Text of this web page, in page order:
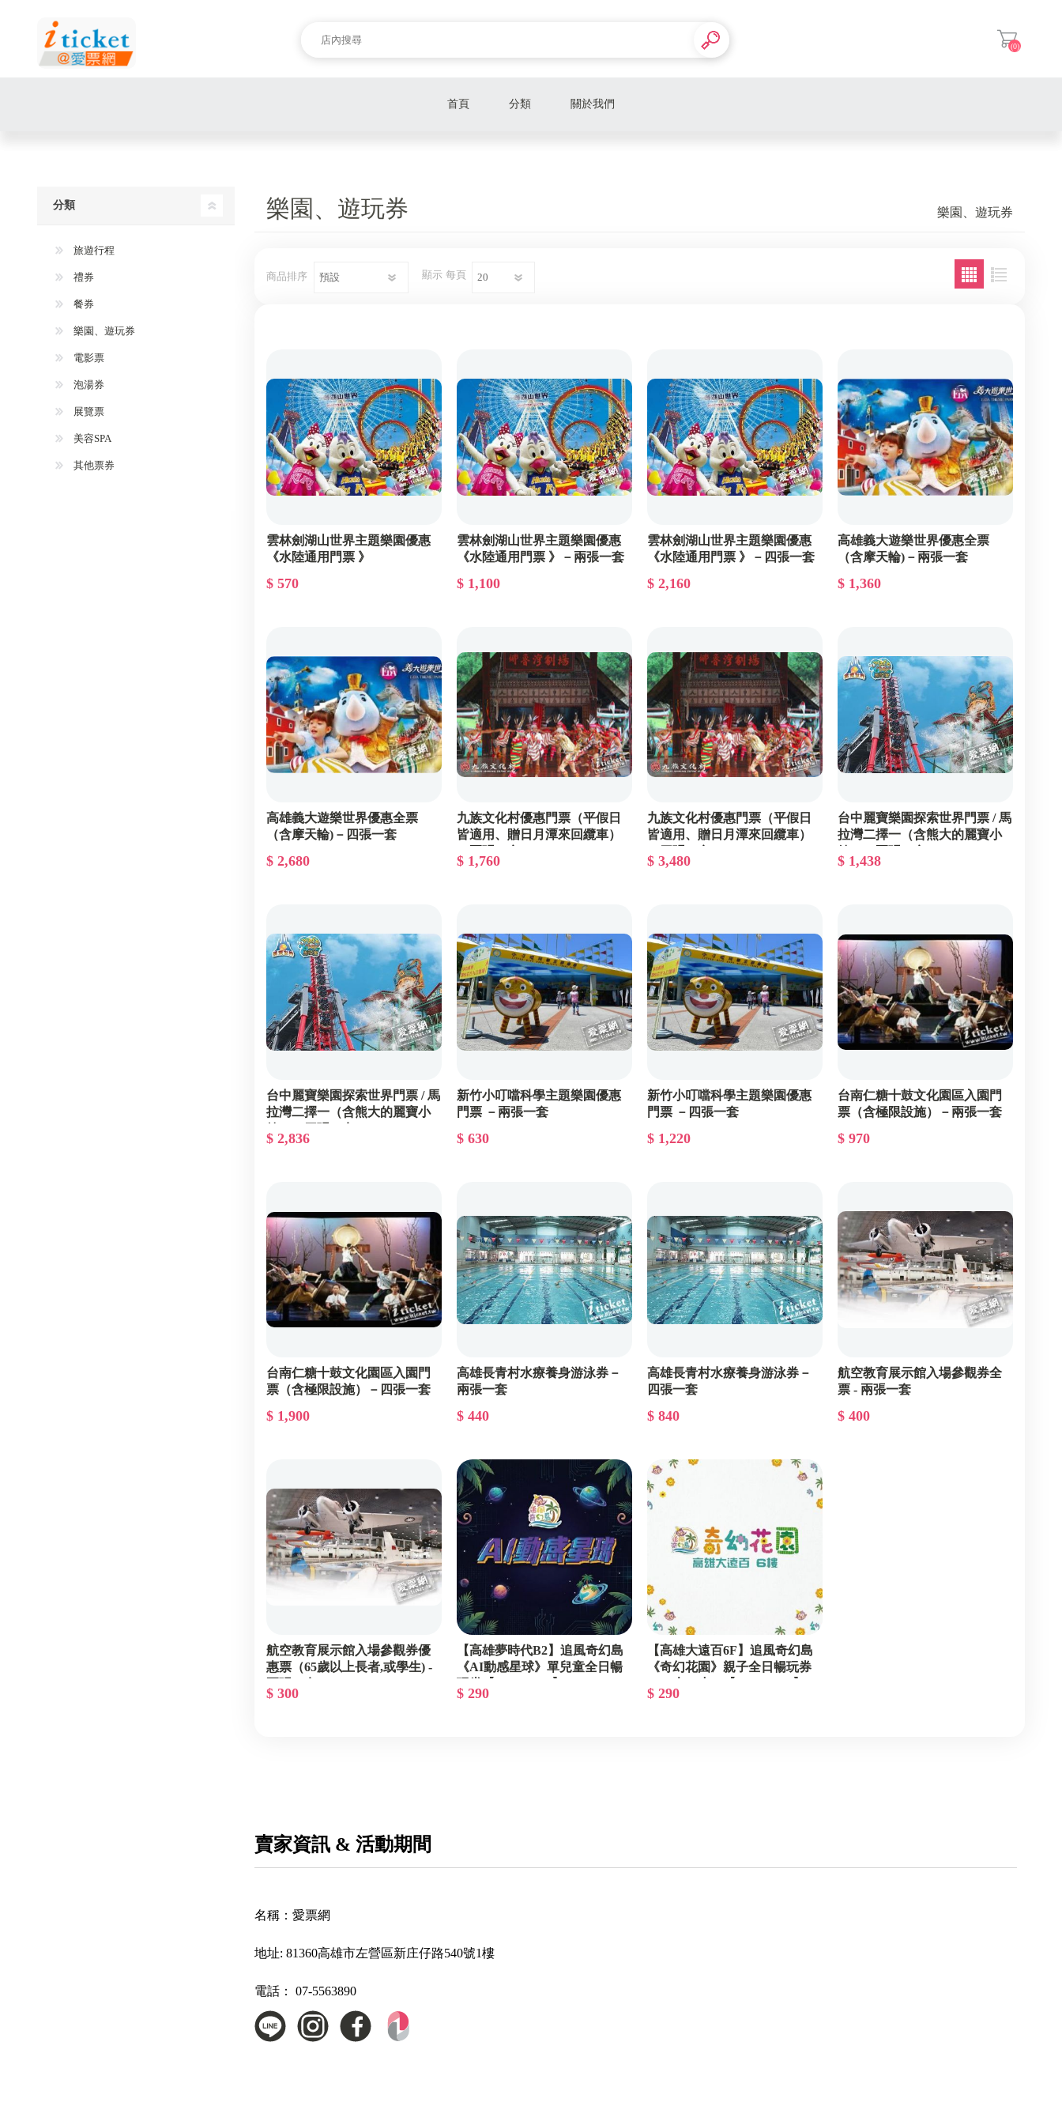
(0)
首頁 分類
北部泡湯
東部泡湯
中部展覽
北部展覽
美容SPA 全台多點
南部SPA
中部SPA
北部SPA
其他票券
關於我們
樂園、遊玩券 樂園、遊玩券
商品排序 顯示 每頁
雲林劍湖山世界主題樂園優惠
《水陸通用門票 》
$ 570
雲林劍湖山世界主題樂園優惠
《水陸通用門票 》－兩張一套
$ 1,100
雲林劍湖山世界主題樂園優惠
《水陸通用門票 》－四張一套
$ 2,160
高雄義大遊樂世界優惠全票
（含摩天輪)－兩張一套
$ 1,360
高雄義大遊樂世界優惠全票
（含摩天輪)－四張一套
$ 2,680
九族文化村優惠門票（平假日
皆適用、贈日月潭來回纜車）
$ 1,760
九族文化村優惠門票（平假日
皆適用、贈日月潭來回纜車）
$ 3,480
台中麗寶樂園探索世界門票 / 馬
拉灣二擇一（含熊大的麗寶小
$ 1,438
台中麗寶樂園探索世界門票 / 馬
拉灣二擇一（含熊大的麗寶小
$ 2,836
新竹小叮噹科學主題樂園優惠
門票 －兩張一套
$ 630
新竹小叮噹科學主題樂園優惠
門票 －四張一套
$ 1,220
台南仁糖十鼓文化園區入園門
票（含極限設施）－兩張一套
$ 970
台南仁糖十鼓文化園區入園門
票（含極限設施）－四張一套
$ 1,900
高雄長青村水療養身游泳券－
兩張一套
$ 440
高雄長青村水療養身游泳券－
四張一套
$ 840
航空教育展示館入場參觀券全
票 - 兩張一套
$ 400
航空教育展示館入場參觀券優
惠票（65歲以上長者,或學生) -
$ 300
【高雄夢時代B2】追風奇幻島
《AI動感星球》單兒童全日暢
$ 290
【高雄大遠百6F】追風奇幻島
《奇幻花園》親子全日暢玩券
$ 290
賣家資訊 & 活動期間
名稱： 愛票網
地址: 81360高雄市左營區新庄仔路540號1樓
電話： 07-5563890
分類
旅遊行程
禮券
餐券
樂園、遊玩券
電影票
泡湯券
展覽票
美容SPA
其他票券